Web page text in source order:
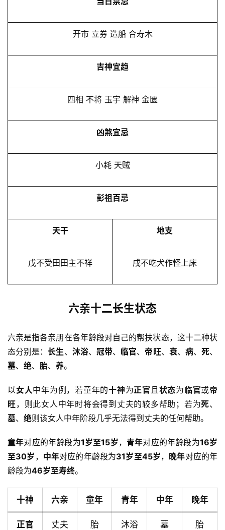
开市 立券 造船 合寿木
吉神宜趋
四相 不将 玉宇 解神 金匮
凶煞宜忌
小耗 天贼
彭祖百忌
天干
戊不受田田主不祥
地支
戌不吃犬作怪上床
六亲十二长生状态
六亲是指各亲朋在各年龄段对自己的帮扶状态，这十二种状
态分别是：长生、 沐浴、 冠带、 临官、 帝旺、 衰、 病、死、
墓、 绝、 胎、 养。
以女人中年为例，若童年的十神为正官且状态为临官或帝
旺，则此女人中年时将会得到丈夫的较多帮助；若为死、
墓、 绝则该女人中年阶段几乎无法得到丈夫的任何帮助。
童年对应的年龄段为1岁至15岁，青年对应的年龄段为16岁
至30岁 ， 中年对应的年龄段为31岁至45岁， 晚年对应的年
龄段为46岁至寿终。
十神 六亲 童年 青年 中年 晚年
正官 丈夫 胎 沐浴 墓 胎